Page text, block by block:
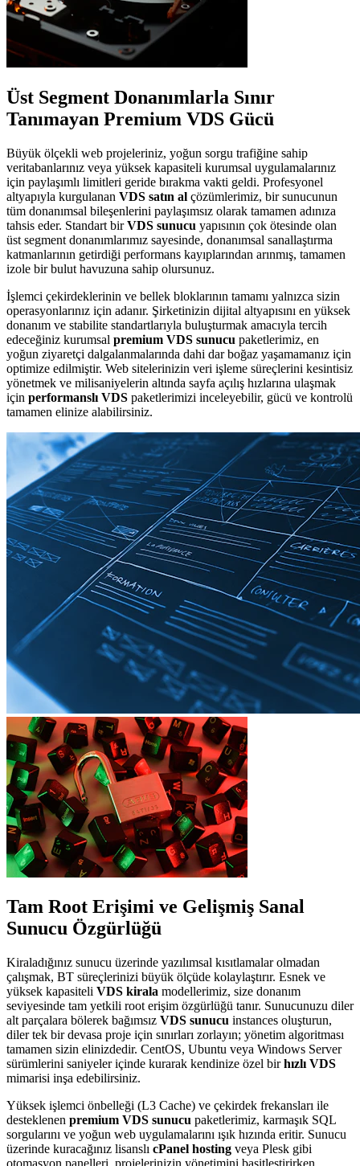
Üst Segment Donanımlarla Sınır
Tanımayan Premium VDS Gücü
Büyük ölçekli web projeleriniz, yoğun sorgu trafiğine sahip
veritabanlarınız veya yüksek kapasiteli kurumsal uygulamalarınız
için paylaşımlı limitleri geride bırakma vakti geldi. Profesyonel
altyapıyla kurgulanan VDS satın al çözümlerimiz, bir sunucunun
tüm donanımsal bileşenlerini paylaşımsız olarak tamamen adınıza
tahsis eder. Standart birVDS sunucu yapısının çok ötesinde olan
üst segment donanımlarımız sayesinde, donanımsal sanallaştırma
katmanlarının getirdiği performans kayıplarından arınmış, tamamen
izole bir bulut havuzuna sahip olursunuz.
İşlemci çekirdeklerinin ve bellek bloklarının tamamı yalnızca sizin
operasyonlarınız için adanır. Şirketinizin dijital altyapısını en yüksek
donanım ve stabilite standartlarıyla buluşturmak amacıyla tercih
edeceğiniz kurumsal premium VDS sunucu paketlerimiz, en
yoğun ziyaretçi dalgalanmalarında dahi dar boğaz yaşamamanız için
optimize edilmiştir. Web sitelerinizin veri işleme süreçlerini kesintisiz
yönetmek ve milisaniyelerin altında sayfa açılış hızlarına ulaşmak
için performanslı VDS paketlerimizi inceleyebilir, gücü ve kontrolü
tamamen elinize alabilirsiniz.
Tam Root Erişimi ve Gelişmiş Sanal
Sunucu Özgürlüğü
Kiraladığınız sunucu üzerinde yazılımsal kısıtlamalar olmadan
çalışmak, BT süreçlerinizi büyük ölçüde kolaylaştırır. Esnek ve
yüksek kapasiteli VDS kirala modellerimiz, size donanım
seviyesinde tam yetkili root erişim özgürlüğü tanır. Sunucunuzu diler
alt parçalara bölerek bağımsız VDS sunucu instances oluşturun,
diler tek bir devasa proje için sınırları zorlayın; yönetim algoritması
tamamen sizin elinizdedir. CentOS, Ubuntu veya Windows Server
sürümlerini saniyeler içinde kurarak kendinize özel birhızlı VDS
mimarisi inşa edebilirsiniz.
Yüksek işlemci önbelleği (L3 Cache) ve çekirdek frekansları ile
desteklenen premium VDS sunucu paketlerimiz, karmaşık SQL
sorgularını ve yoğun web uygulamalarını ışık hızında eritir. Sunucu
üzerinde kuracağınız lisanslı cPanel hosting veya Plesk gibi